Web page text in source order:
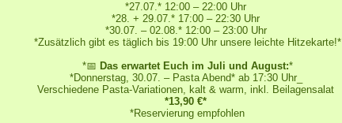
*27.07.* 12:00 – 22:00 Uhr
*28. + 29.07.* 17:00 – 22:30 Uhr
*30.07. – 02.08.* 12:00 – 23:00 Uhr
*Zusätzlich gibt es täglich bis 19:00 Uhr unsere leichte Hitzekarte!*
*📅 Das erwartet Euch im Juli und August:*
*Donnerstag, 30.07. – Pasta Abend* ab 17:30 Uhr_
Verschiedene Pasta-Variationen, kalt & warm, inkl. Beilagensalat
*13,90 €*
*Reservierung empfohlen